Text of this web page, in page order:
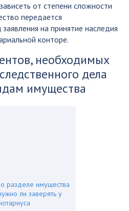
от степени сложности
передается
на принятие наследия
конторе.
необходимых
дела
имущества
разделе имущества
ли заверять у